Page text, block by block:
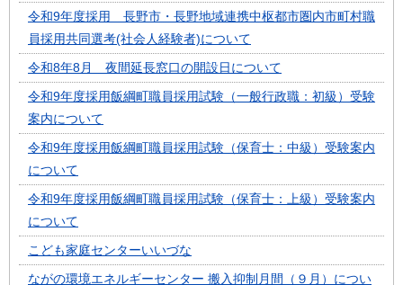
令和9年度採用 長野市・長野地域連携中枢都市圏内市町村職
員採用共同選考(社会人経験者)について
令和8年8月 夜間延長窓口の開設日について
令和9年度採用飯綱町職員採用試験（一般行政職：初級）受験
案内について
令和9年度採用飯綱町職員採用試験（保育士：中級）受験案内
について
令和9年度採用飯綱町職員採用試験（保育士：上級）受験案内
について
こども家庭センターいいづな
ながの環境エネルギーセンター 搬入抑制月間（９月）につい